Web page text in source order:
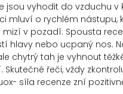
jsou vyhodit do vzduchu
mluví o rychlém
v pozadí. Spousta
hlavy nebo ucpaný
chytrý tah je vyhnout
řeči, vždy
síla recenze zní